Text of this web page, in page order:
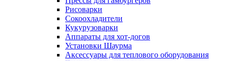
Рисоварки
Сокоохладители
Кукурузоварки
Аппараты для хот-догов
Установки Шаурма
Аксессуары для теплового оборудования